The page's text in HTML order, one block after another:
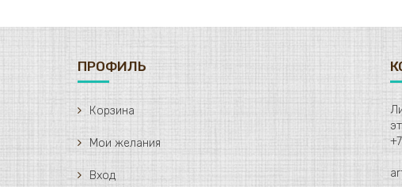
ПРОФИЛЬ
Корзина
Мои желания
Вход